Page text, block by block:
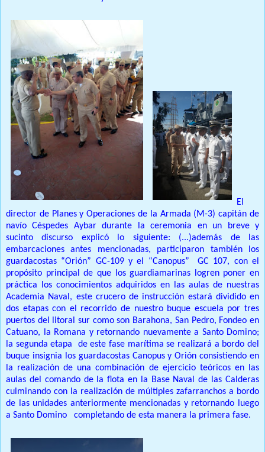
El
director de Planes y Operaciones de la Armada (M-3) capitán de
navío Céspedes Aybar durante la ceremonia en un breve y
sucinto discurso explicó lo siguiente: (...)además de las
embarcaciones antes mencionadas, participaron también los
guardacostas “Orión” GC-109 y el “Canopus”
GC 107, con el
propósito principal de que los guardiamarinas logren poner en
práctica los conocimientos adquiridos en las aulas de nuestras
Academia Naval, este crucero de instrucción estará dividido en
dos etapas con el recorrido de nuestro buque escuela por tres
puertos del litoral sur como son Barahona, San Pedro, Fondeo en
Catuano, la Romana y retornando nuevamente a Santo Domino;
la segunda etapa
de este fase marítima se realizará a bordo del
buque insignia los guardacostas Canopus y Orión consistiendo en
la realización de una combinación de ejercicio teóricos en las
aulas del comando de la flota en la Base Naval de las Calderas
culminando con la realización de múltiples zafarranchos a bordo
de las unidades anteriormente mencionadas y retornando luego
a Santo Domino
completando de esta manera la primera fase.